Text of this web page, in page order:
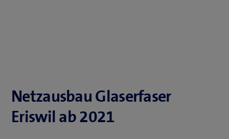
Netzausbau Glaserfaser
Eriswil ab 2021